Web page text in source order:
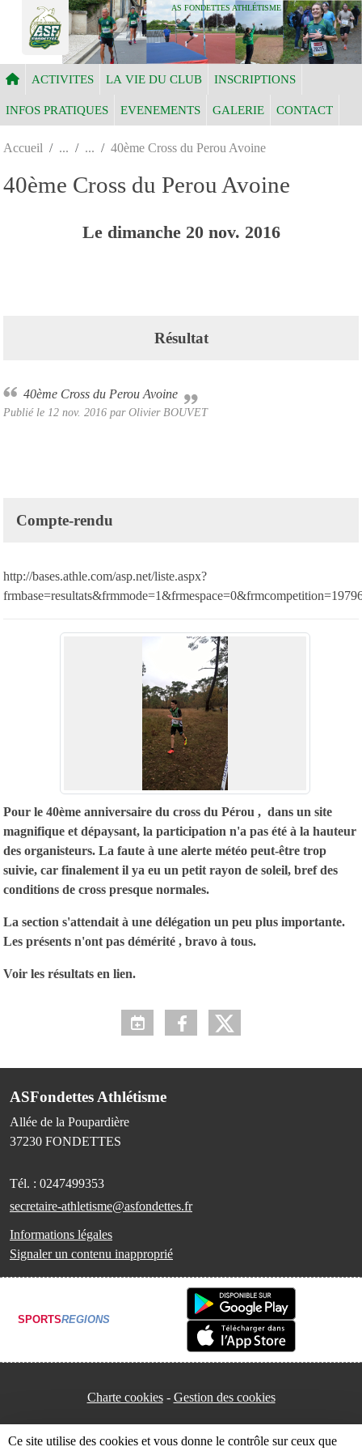
AS FONDETTES ATHLÉTISME
ACTIVITES LA VIE DU CLUB INSCRIPTIONS
INFOS PRATIQUES EVENEMENTS GALERIE CONTACT
Accueil 40ème Cross du Perou Avoine
40ème Cross du Perou Avoine
Le dimanche 20 nov. 2016
Résultat
40ème Cross du Perou Avoine
Publié le 12 nov. 2016 par Olivier BOUVET
Compte-rendu
http://bases.athle.com/asp.net/liste.aspx?
Pour le 40ème anniversaire du cross du Pérou , dans un site
magnifique et dépaysant, la participation n'a pas été à la hauteur
des organisteurs. La faute à une alerte météo peut-être trop
suivie, car finalement il ya eu un petit rayon de soleil, bref des
conditions de cross presque normales.
La section s'attendait à une délégation un peu plus importante.
Les présents n'ont pas démérité , bravo à tous.
Voir les résultats en lien.
ASFondettes Athlétisme
Allée de la Poupardière
37230 FONDETTES
Tél. : 0247499353
secretaire-athletisme@asfondettes.fr
Informations légales
Signaler un contenu inapproprié
SPORTSREGIONS
Charte cookies Gestion des cookies
Panneau de gestion des cookies
Ce site utilise des cookies et vous donne le contrôle sur ceux que